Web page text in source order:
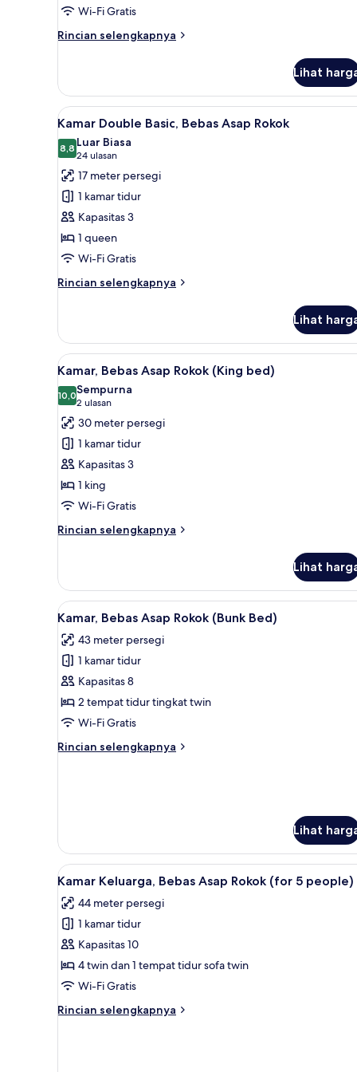
Wi-Fi Gratis
Rincian selengkapnya
Rincian
Kamar
Lihat
Lihat
semua
foto
untuk
Kamar
Double
Basic,
Bebas
Asap
Rokok
Brankas, tirai kedap cahaya,
8
Kamar Double Basic, Bebas Asap Rokok
8,88,8 dari 10
Luar Biasa
24 ulasan
(24
ulasan)
17 meter persegi
1 kamar tidur
Kapasitas 3
1 queen
Wi-Fi Gratis
Rincian selengkapnya
Rincian
Kamar
Double
Basic,
Bebas
Asap
Rokok
Lihat
Lihat
semua
foto
untuk
Kamar,
Bebas
Asap
Rokok
(King
bed)
Kamar, Bebas Asap Rokok
9
Kamar, Bebas Asap Rokok (King bed)
10,010,0 dari 10
Sempurna
2 ulasan
(2
ulasan)
30 meter persegi
1 kamar tidur
Kapasitas 3
1 king
Wi-Fi Gratis
Rincian selengkapnya
Rincian
Kamar,
Bebas
Asap
(King
bed)
Lihat
Lihat
semua
foto
untuk
Kamar,
Bebas
Asap
(Bunk
Brankas, tirai kedap cahaya,
12
Kamar, Bebas Asap Rokok (Bunk Bed)
43 meter persegi
1 kamar tidur
Kapasitas 8
2 tempat tidur tingkat twin
Wi-Fi Gratis
Rincian selengkapnya
Rincian
Rokok
(Bunk
Bed)
Lihat
Lihat
semua
foto
untuk
Kamar
Keluarga,
Bebas
Rokok
Brankas, tirai kedap cahaya,
11
Kamar Keluarga, Bebas Asap Rokok (for 5 people)
44 meter persegi
1 kamar tidur
Kapasitas 10
4 twin dan 1 tempat tidur sofa twin
Wi-Fi Gratis
Rincian selengkapnya
Rincian